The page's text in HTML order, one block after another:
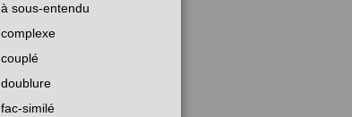
à sous-entendu
complexe
couplé
doublure
fac-similé